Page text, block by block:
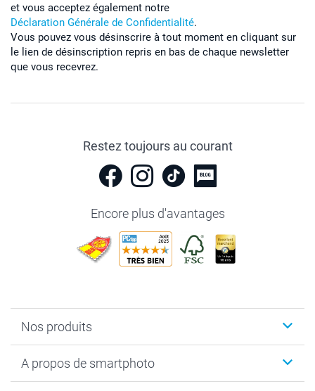
et vous acceptez également notre
Déclaration Générale de Confidentialité.
Vous pouvez vous désinscrire à tout moment en cliquant sur
le lien de désinscription repris en bas de chaque newsletter
que vous recevrez.
Restez toujours au courant
Encore plus d'avantages
Nos produits
Cadeaux photo
A propos de smartphoto